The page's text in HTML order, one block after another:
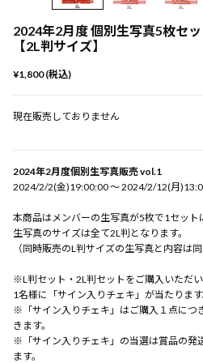
2024年2月度 個別生写真5枚セ
【2L判サイズ】
¥1,800 (税込)
現在販売しておりません
2024年2月度個別生写真販売 vol.1
2024/2/2(金)19:00:00 〜 2024/2/12(月
本商品はメンバーの生写真が5枚で1セット
生写真のサイズは全て2L判となります。
（同時販売のL判サイズの生写真と内容は同
※L判セット・2L判セットをご購入いただ
1名様に「サイン入りチェキ」が当たります
※「サイン入りチェキ」はご購入１点につ
きます。
※「サイン入りチェキ」の当選は賞品の発
ます。